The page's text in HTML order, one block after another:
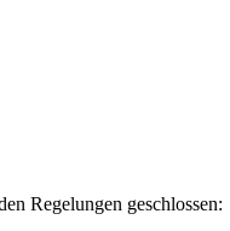
Regelungen geschlossen: